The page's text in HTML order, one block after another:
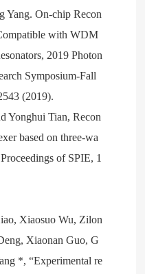
Yang. On-chip Recon
with WDM
2019 Photon
Symposium-Fall
(2019).
Yonghui Tian, Recon
based on three-wa
of SPIE, 1
Xiaosuo Wu, Zilon
Xiaonan Guo, G
*, “Experimental re